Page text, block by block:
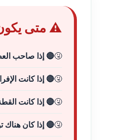
⚠️ متى
🔴 إذا صاحب
🔴 إذا كانت
🔴 إذا كانت
🔴 إذا كان هناك